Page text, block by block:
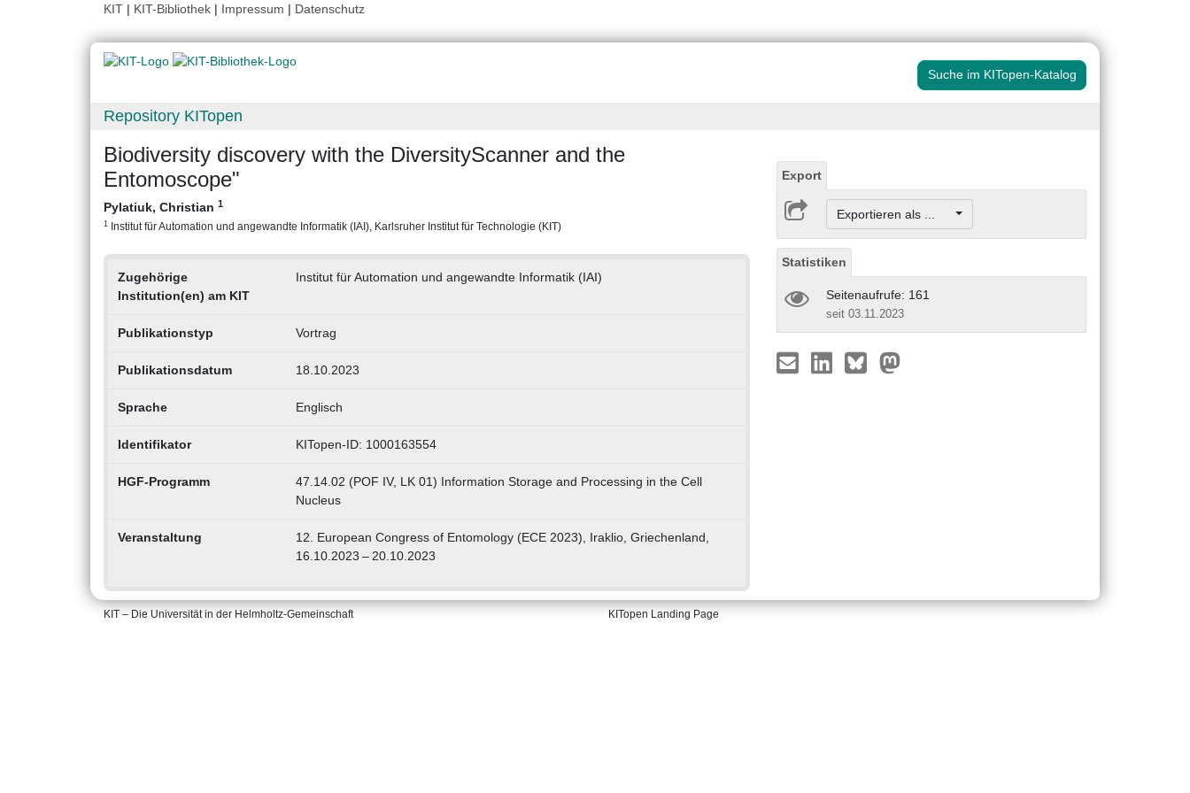
KIT | KIT-Bibliothek | Impressum | Datenschutz
Suche im KITopen-Katalog
Repository KITopen
Biodiversity discovery with the DiversityScanner and the
Entomoscope"
Pylatiuk, Christian 1
1 Institut für Automation und angewandte Informatik (IAI), Karlsruher Institut für Technologie (KIT)
Zugehörige
Institution(en) am KIT
Institut für Automation und angewandte Informatik (IAI)
Publikationstyp Vortrag
Publikationsdatum 18.10.2023
Sprache Englisch
Identifikator KITopen-ID: 1000163554
HGF-Programm
47.14.02 (POF IV, LK 01) Information Storage and Processing in the Cell
Nucleus
Veranstaltung
12. European Congress of Entomology (ECE 2023), Iraklio, Griechenland,
16.10.2023 – 20.10.2023
Export
Exportieren als ...
Statistiken
Seitenaufrufe: 161
seit 03.11.2023
KIT – Die Universität in der Helmholtz-Gemeinschaft KITopen Landing Page